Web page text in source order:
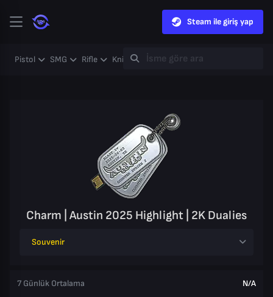
Steam ile giriş yap
Pistol SMG Rifle Knife Gloves Heavy
Charm | Austin 2025 Highlight | 2K Dualies
Souvenir
7 Günlük Ortalama N/A